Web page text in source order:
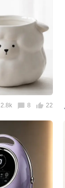
2.8k 8 22